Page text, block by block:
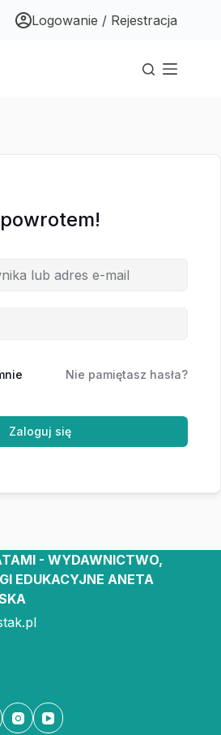
Logowanie / Rejestracja
Nie pamiętasz hasła?
Zaloguj się
- WYDAWNICTWO,
EDUKACYJNE ANETA